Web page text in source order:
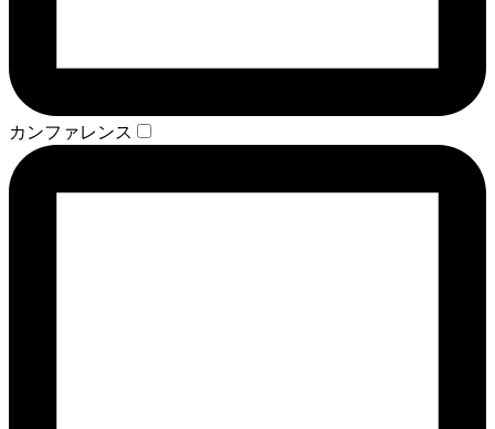
カンファレンス